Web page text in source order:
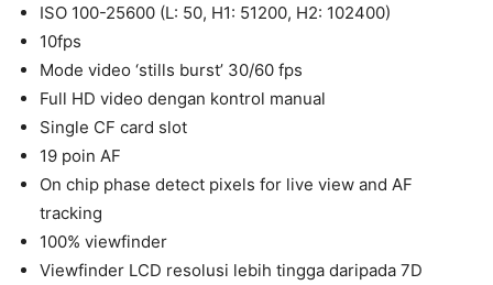
ISO 100-25600 (L: 50, H1: 51200, H2: 102400)
10fps
Mode video ‘stills burst’ 30/60 fps
Full HD video dengan kontrol manual
Single CF card slot
19 poin AF
On chip phase detect pixels for live view and AF
tracking
100% viewfinder
Viewfinder LCD resolusi lebih tingga daripada 7D